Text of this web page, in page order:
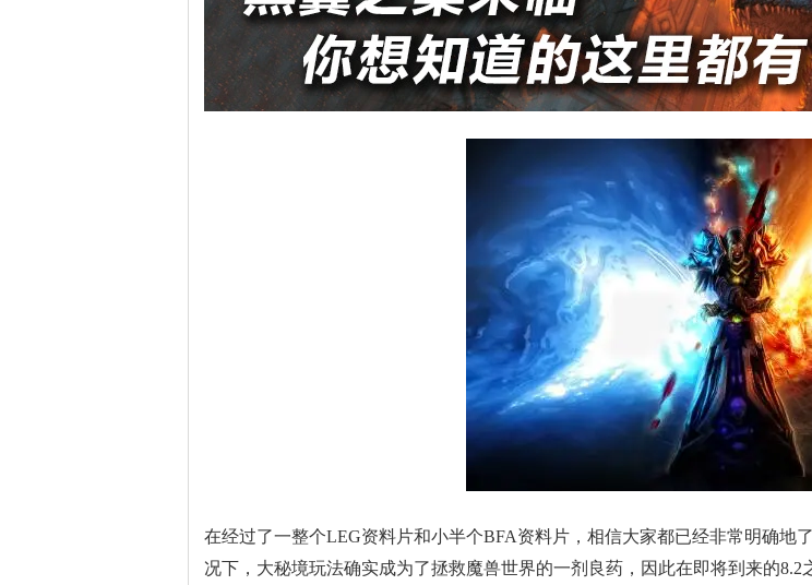
在经过了一整个LEG资料片和小半个BFA资料片，相信大家都已经非常明确地
况下，大秘境玩法确实成为了拯救魔兽世界的一剂良药，因此在即将到来的